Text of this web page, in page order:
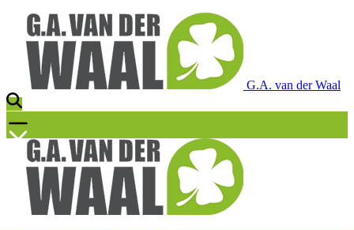
G.A. van der Waal